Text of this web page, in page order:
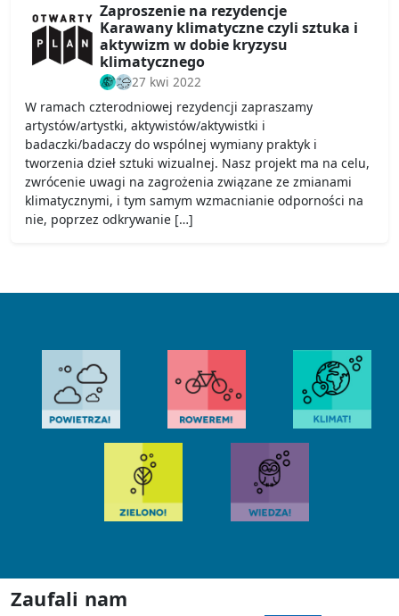
Zaproszenie na rezydencje
Karawany klimatyczne czyli sztuka i
aktywizm w dobie kryzysu
klimatycznego
27 kwi 2022
W ramach czterodniowej rezydencji zapraszamy
artystów/artystki, aktywistów/aktywistki i
badaczki/badaczy do wspólnej wymiany praktyk i
tworzenia dzieł sztuki wizualnej. Nasz projekt ma na celu,
zwrócenie uwagi na zagrożenia związane ze zmianami
klimatycznymi, i tym samym wzmacnianie odporności na
nie, poprzez odkrywanie […]
Zaufali nam